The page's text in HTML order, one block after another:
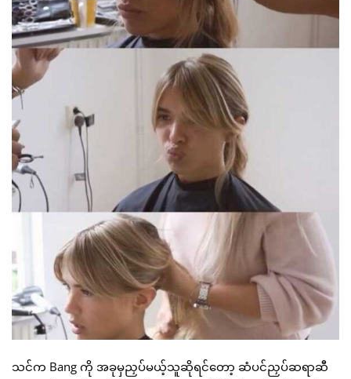
သင်က Bang ကို အခုမှညှပ်မယ့်သူဆိုရင်တော့ ဆံပင်ညှပ်ဆရာဆီ